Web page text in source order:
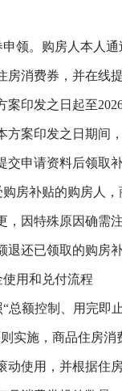
领。 购房人本人
房消费券，并在线
案印发之日起至
方案印发之日期间
交申请资料后领取补
房补贴的购房人，
，因特殊原因确需
退还已领取的购房补
用和兑付流程
“总额控制、用完即
实施，商品住房消
动使用，并根据住